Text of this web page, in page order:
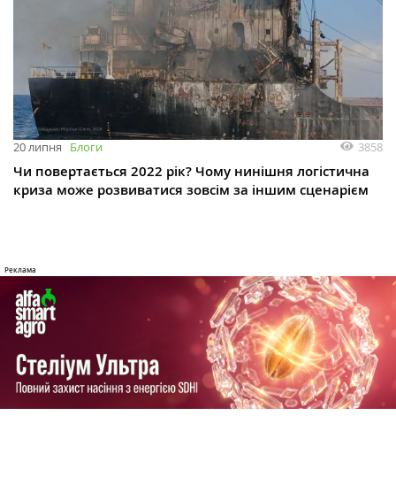
20 липня Блоги 3858
Чи повертається 2022 рік? Чому нинішня логістична
криза може розвиватися зовсім за іншим сценарієм